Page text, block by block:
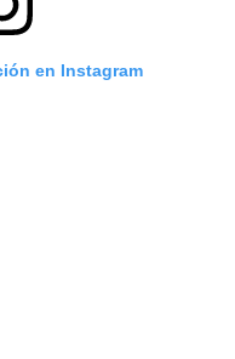
en Instagram